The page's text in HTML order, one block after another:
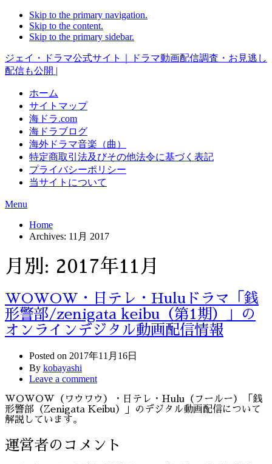
Skip to the primary navigation.
Skip to the content.
Skip to the primary sidebar.
ジェイ・ドラマ公式サイト｜ドラマ動画配信調査・お見逃し
配信も公開 |
ホーム
サイトマップ
海ドラ.com
海ドラブログ
海外ドラマ音楽（曲）
特定商取引法及びその他法令に基づく表記
プライバシーポリシー
当サイトについて
Menu
Home
Archives: 11月 2017
月別: 2017年11月
WOWOW・日テレ・Huluドラマ「銭
形警部/zenigata keibu（第1期）」の
オンラインデジタル動画配信情報
Posted on 2017年11月16日
By kobayashi
Leave a comment
WOWOW（ワウワウ）・日テレ・Hulu（フールー）「銭
形警部（Zenigata Keibu）」のデジタル動画配信について
解説しています。
運営者のコメント